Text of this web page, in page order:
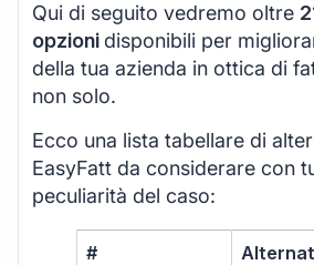
Qui di seguito vedremo oltre
opzioni disponibili per
della tua azienda in ottica di
non solo.
Ecco una lista tabellare di
EasyFatt da considerare con
peculiarità del caso:
#